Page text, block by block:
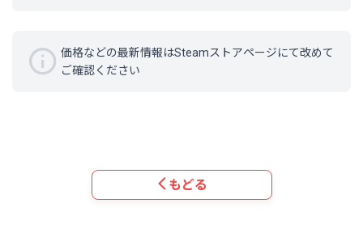
価格などの最新情報はSteamストアページにて改めて
ご確認ください
もどる